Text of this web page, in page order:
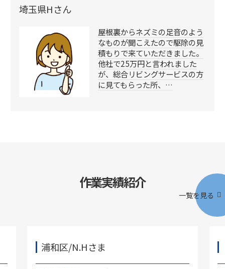
埼玉県Hさん
屋根裏からネズミの足音のよう
なものが聞こえたので駆除の見
積もりで来ていただきました。
他社で25万円と言われました
が、総合リビングサービスの方
に見てもらった所、…
作業実績紹介
一覧を見る
浦和区/N.Hさま